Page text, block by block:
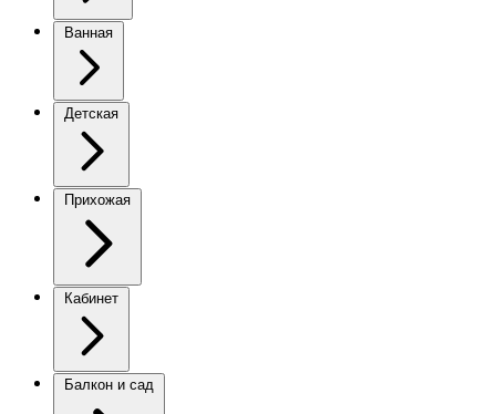
Ванная
Детская
Прихожая
Кабинет
Балкон и сад